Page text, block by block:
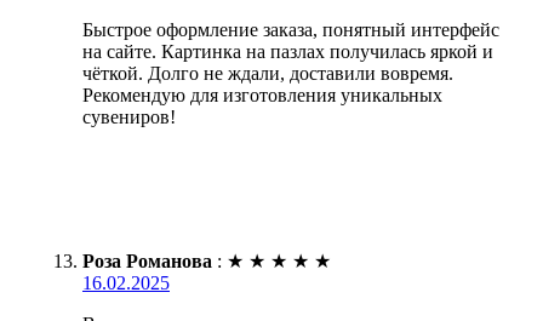
Быстрое оформление заказа, понятный интерфейс
на сайте. Картинка на пазлах получилась яркой и
чёткой. Долго не ждали, доставили вовремя.
Рекомендую для изготовления уникальных
сувениров!
Роза Романова : ★ ★ ★ ★ ★
16.02.2025